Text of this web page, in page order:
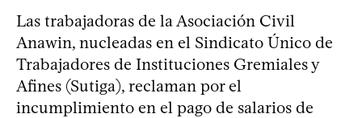
Las trabajadoras de la Asociación Civil
Anawin, nucleadas en el Sindicato Único de
Trabajadores de Instituciones Gremiales y
Afines (Sutiga), reclaman por el
incumplimiento en el pago de salarios de